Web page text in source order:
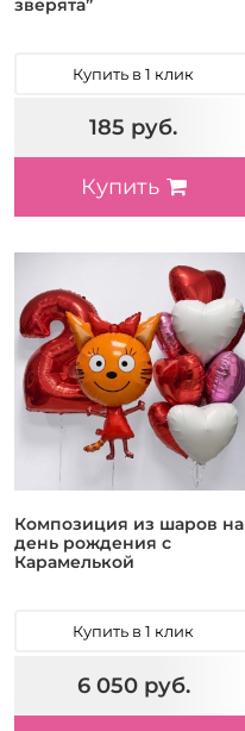
Купить в 1 клик
185 руб.
Купить
Композиция из шаров на
день рождения с
Карамелькой
Купить в 1 клик
6 050 руб.